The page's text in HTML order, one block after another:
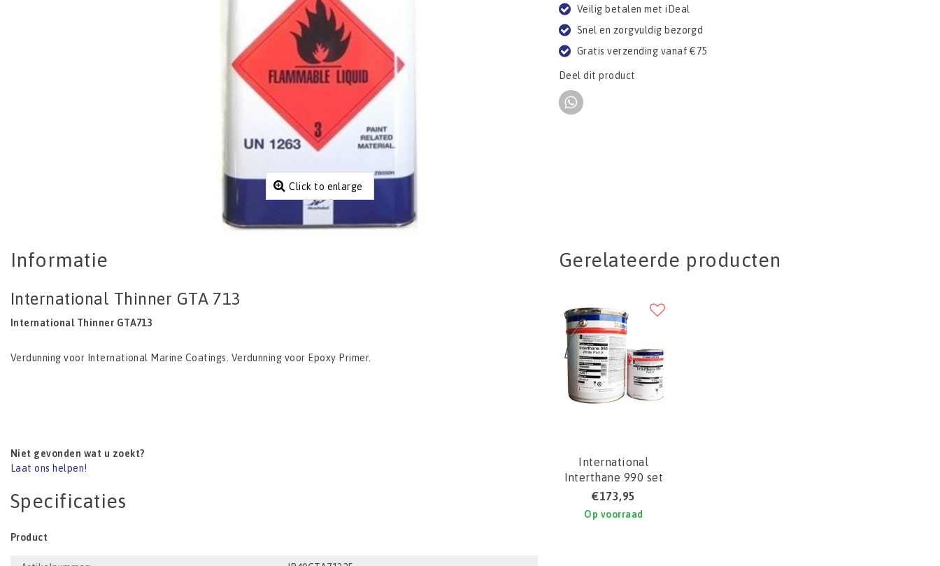
Click to enlarge
Veilig betalen met iDeal
Snel en zorgvuldig bezorgd
Gratis verzending vanaf €75
Deel dit product
Informatie
International Thinner GTA 713
International Thinner GTA713
Verdunning voor International Marine Coatings. Verdunning voor Epoxy Primer.
Niet gevonden wat u zoekt?
Laat ons helpen!
Specificaties
Product
Gerelateerde producten
International
Interthane 990 set
€173,95
Op voorraad